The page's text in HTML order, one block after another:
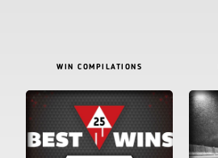
WIN COMPILATIONS